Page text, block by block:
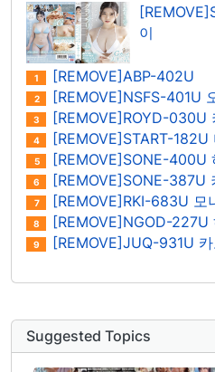
이
1 [REMOVE]ABP-402U
2 [REMOVE]NSFS-401U
3 [REMOVE]ROYD-030U 키
4 [REMOVE]START-182U
5 [REMOVE]SONE-400U
6 [REMOVE]SONE-387U
7 [REMOVE]RKI-683U 모
8 [REMOVE]NGOD-227U
9 [REMOVE]JUQ-931U
Suggested Topics